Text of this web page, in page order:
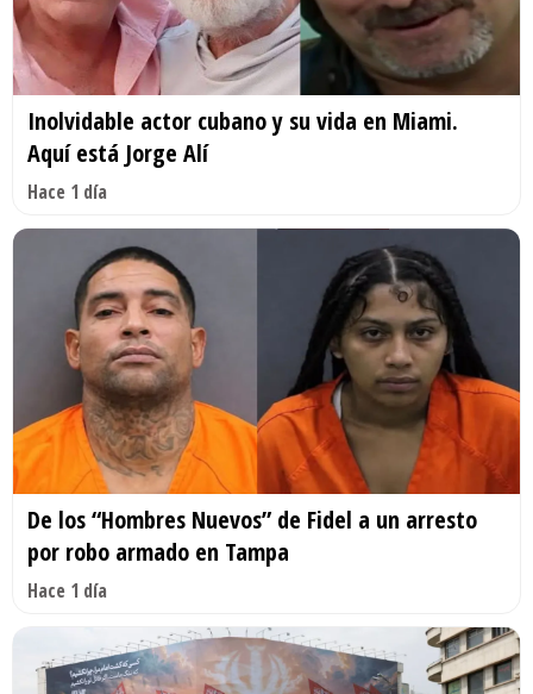
Inolvidable actor cubano y su vida en Miami.
Aquí está Jorge Alí
Hace 1 día
De los “Hombres Nuevos” de Fidel a un arresto
por robo armado en Tampa
Hace 1 día